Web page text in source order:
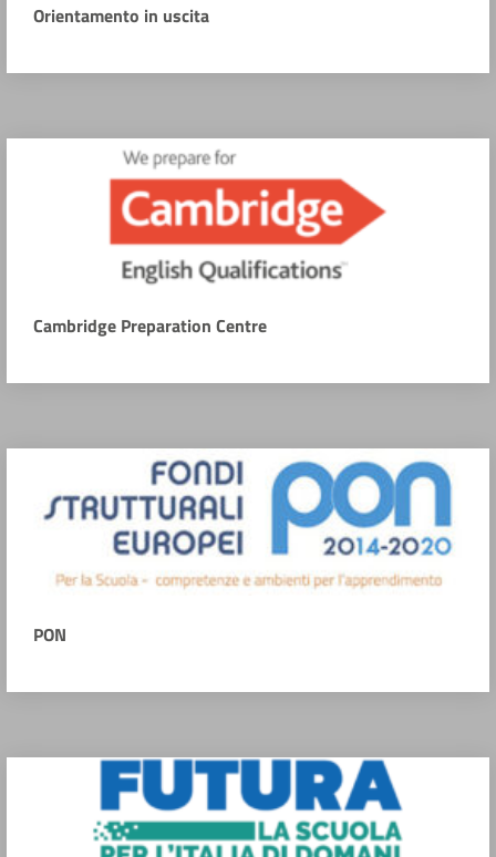
Orientamento in uscita
Cambridge Preparation Centre
PON